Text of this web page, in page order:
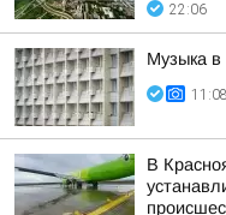
22:06
Музыка
11:08
В